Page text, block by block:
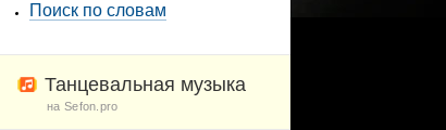
Поиск по словам
Танцевальная музыка
на Sefon.pro